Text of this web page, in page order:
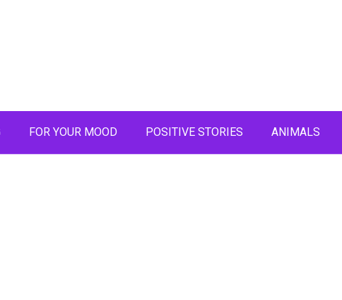
FOR YOUR MOOD POSITIVE STORIES ANIMALS